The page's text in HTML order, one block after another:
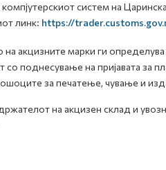
систем на
линк: https://
акцизните марки ги
поднесување на пријавата за
за печатење, чување и
на акцизен склад и